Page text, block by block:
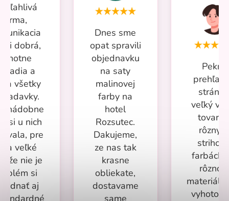
firma,
dobrá,
a
všetky
nádobne
si u nich
pre
veľké
že nie je
si
aj
Dnes sme
opat spravili
objednavku
na saty
malinovej
farby na
hotel
Rozsutec.
Dakujeme,
ze nas tak
krasne
obliekate,
dostavame
same
Pekná
veľký
tovaru
farbách
rôznom